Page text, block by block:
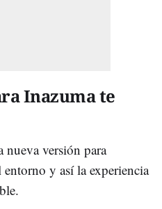
Inazuma te
nueva versión para
entorno y así la experiencia